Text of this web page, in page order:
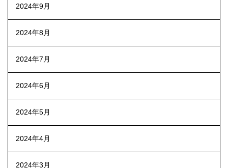
2024年9月
2024年8月
2024年7月
2024年6月
2024年5月
2024年4月
2024年3月